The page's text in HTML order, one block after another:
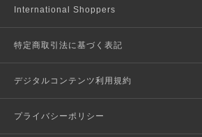
International Shoppers
特定商取引法に基づく表記
デジタルコンテンツ利用規約
プライバシーポリシー